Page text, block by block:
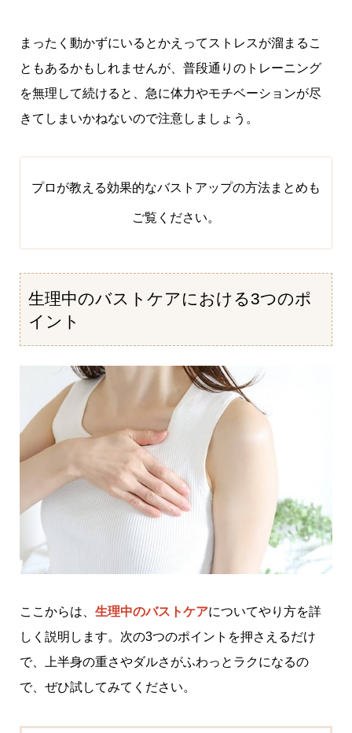
まったく動かずにいるとかえってストレスが溜まるこ
ともあるかもしれませんが、普段通りのトレーニング
を無理して続けると、急に体力やモチベーションが尽
きてしまいかねないので注意しましょう。
プロが教える効果的なバストアップの方法まとめ も
ご覧ください。
生理中のバストケアにおける3つのポ
イント
ここからは、 生理中のバストケアについてやり方を詳
しく説明します。次の3つのポイントを押さえるだけ
で、上半身の重さやダルさがふわっとラクになるの
で、ぜひ試してみてください。